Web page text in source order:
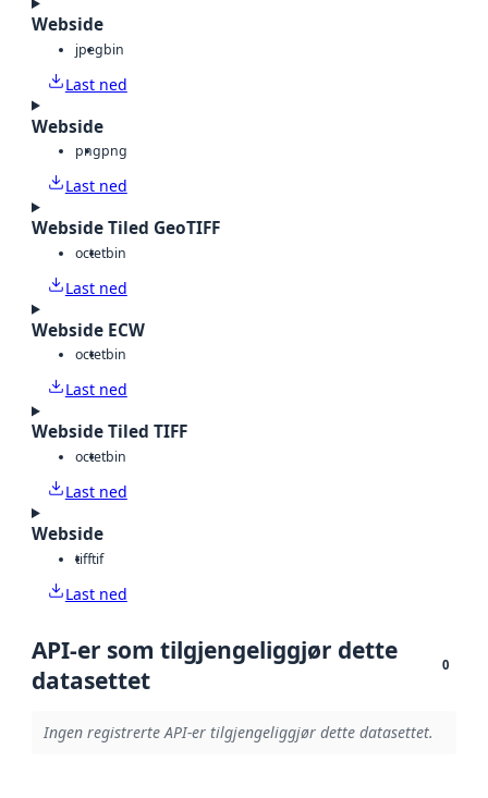
Webside
jpegbin
Last ned
Webside
pngpng
Last ned
Webside Tiled GeoTIFF
octetbin
Last ned
Webside ECW
octetbin
Last ned
Webside Tiled TIFF
octetbin
Last ned
Webside
tifftif
Last ned
API-er som tilgjengeliggjør dette
datasettet
0
Ingen registrerte API-er tilgjengeliggjør dette datasettet.